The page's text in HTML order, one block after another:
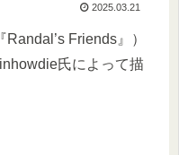
2025.03.21
Friends』）
氏によって描